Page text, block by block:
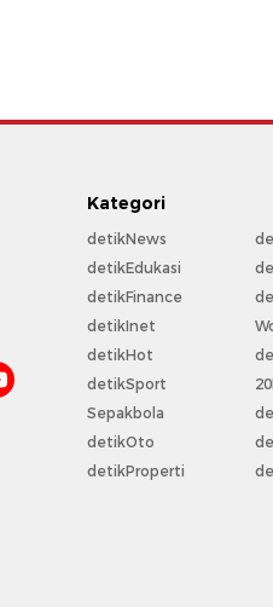
Kategori
detikNews
detikEdukasi
detikFinance
detikInet
detikHot
detikSport
Sepakbola
detikOto
detikProperti